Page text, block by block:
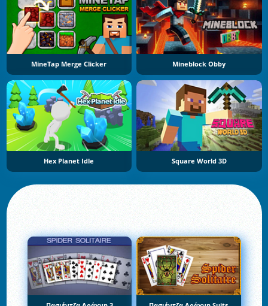
MineTap Merge Clicker Mineblock Obby
Hex Planet Idle Square World 3D